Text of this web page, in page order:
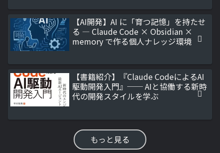
【AI開発】AI に「育つ記憶」を持たせ
る ― Claude Code × Obsidian ×
memory で作る個人ナレッジ環境
【書籍紹介】『Claude CodeによるAI
駆動開発入門』── AIと協働する新時
代の開発スタイルを学ぶ
もっと見る